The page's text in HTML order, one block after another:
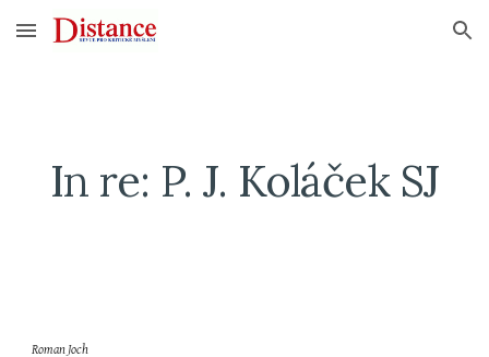
Skip to main content Skip to navigation
In re: P. J. Koláček SJ
Roman Joch